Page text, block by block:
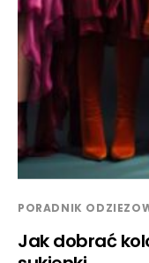
PORADNIK
Jak dobrać